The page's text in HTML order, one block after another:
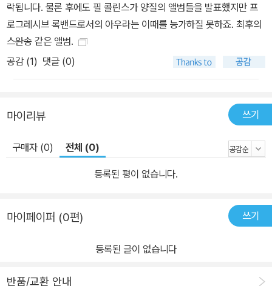
락됩니다. 물론 후에도 필 콜린스가 양질의 앨범들을 발표했지만 프
로그레시브 록밴드로서의 아우라는 이때를 능가하질 못하죠. 최후의
스완송 같은 앨범.
공감 (1) 댓글 (0)
마이리뷰 쓰기
구매자 (0) 전체 (0)
등록된 평이 없습니다.
마이페이퍼 (0편) 쓰기
등록된 글이 없습니다
반품/교환 안내